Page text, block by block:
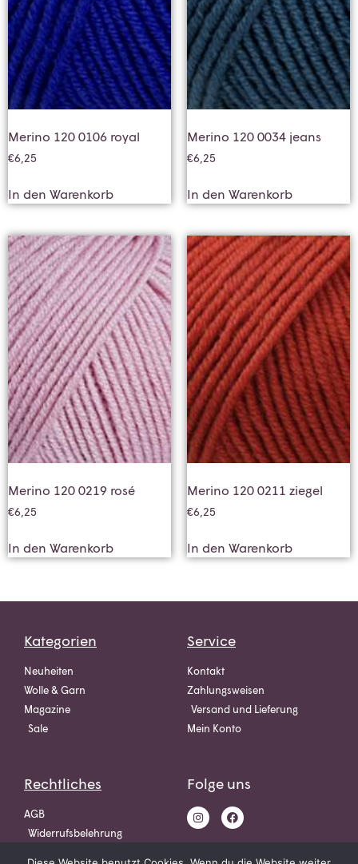
Merino 120 0106 royal
€6,25
In den Warenkorb
Merino 120 0034 jeans
€6,25
In den Warenkorb
Merino 120 0219 rosé
€6,25
In den Warenkorb
Merino 120 0211 ziegel
€6,25
In den Warenkorb
Kategorien
Neuheiten
Wolle & Garn
Magazine
Sale
Service
Kontakt
Zahlungsweisen
Versand und Lieferung
Mein Konto
Rechtliches
AGB
Widerrufsbelehrung
Folge uns